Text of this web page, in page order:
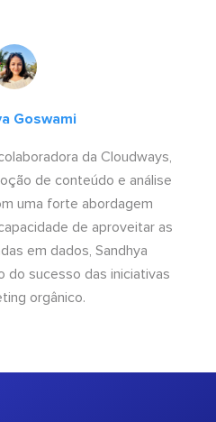
Goswami
da Cloudways,
de conteúdo e análise
uma forte abordagem
de aproveitar as
em dados, Sandhya
do sucesso das iniciativas
orgânico.